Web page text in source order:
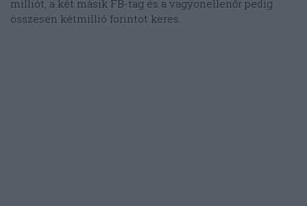
milliót, a két másik FB-tag és a vagyonellenőr pedig
összesen kétmillió forintot keres.